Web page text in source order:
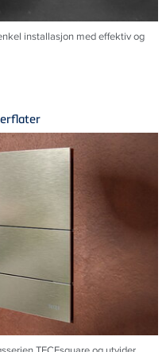
installasjon med effektiv og